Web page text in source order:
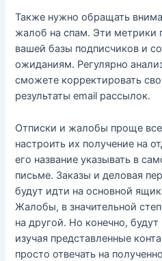
Также нужно обращать
жалоб на спам. Эти метрики
вашей базы подписчиков и
ожиданиям. Регулярно
сможете корректировать
результаты email рассылок.
Отписки и жалобы проще
настроить их получение на
его название указывать в
письме. Заказы и деловая
будут идти на основной
Жалобы, в значительной
на другой. Но конечно,
изучая представленные
просто отвечать на